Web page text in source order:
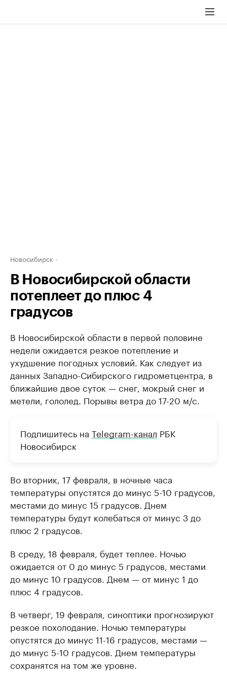
Новосибирск
В Новосибирской области
потеплеет до плюс 4
градусов
В Новосибирской области в первой половине
недели ожидается резкое потепление и
ухудшение погодных условий. Как следует из
данных Западно-Сибирского гидрометцентра, в
ближайшие двое суток — снег, мокрый снег и
метели, гололед. Порывы ветра до 17-20 м/с.
Подпишитесь на Telegram-канал РБК
Новосибирск
Во вторник, 17 февраля, в ночные часа
температуры опустятся до минус 5-10 градусов,
местами до минус 15 градусов. Днем
температуры будут колебаться от минус 3 до
плюс 2 градусов.
В среду, 18 февраля, будет теплее. Ночью
ожидается от 0 до минус 5 градусов, местами
до минус 10 градусов. Днем — от минус 1 до
плюс 4 градусов.
В четверг, 19 февраля, синоптики прогнозируют
резкое похолодание. Ночью температуры
опустятся до минус 11-16 градусов, местами —
до минус 5-10 градусов. Днем температуры
сохранятся на том же уровне.